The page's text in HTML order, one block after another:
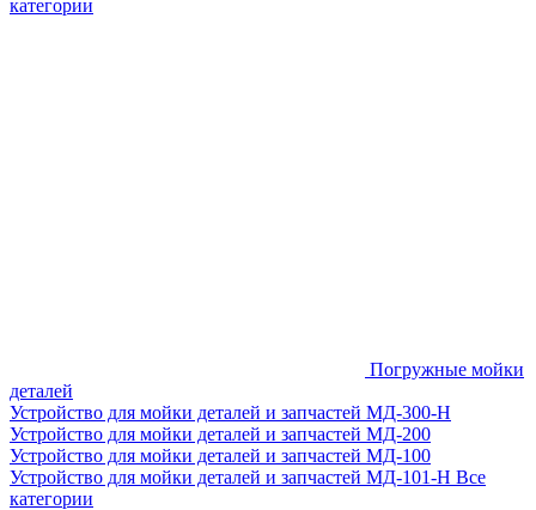
категории
Погружные мойки
деталей
Устройство для мойки деталей и запчастей МД-300-H
Устройство для мойки деталей и запчастей МД-200
Устройство для мойки деталей и запчастей МД-100
Устройство для мойки деталей и запчастей МД-101-Н Все
категории